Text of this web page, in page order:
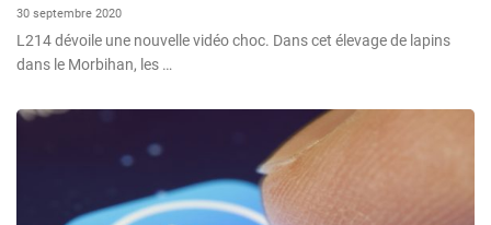
30 septembre 2020
L214 dévoile une nouvelle vidéo choc. Dans cet élevage de lapins
dans le Morbihan, les …